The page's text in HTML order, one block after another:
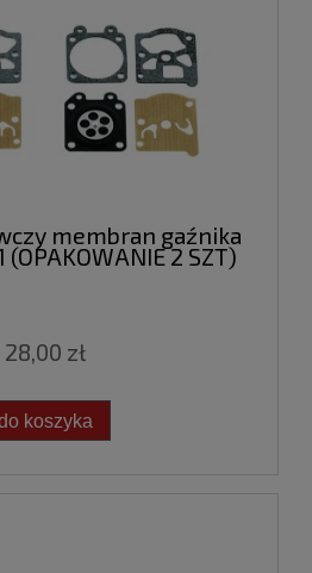
membran gaźnika
(OPAKOWANIE 2 SZT)
28,00 zł
koszyka